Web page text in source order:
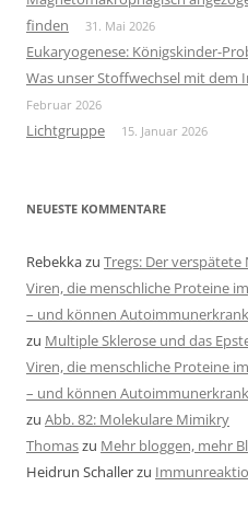
finden
31. Mai 2026
Eukaryogenese: Königskinder-
Was unser Stoffwechsel mit
Februar 2026
Lichtgruppe 15. Januar 2026
NEUESTE KOMMENTARE
Rebekkazu Tregs: Der verspätete
Viren, die menschliche Proteine
– und können
zu Multiple Sklerose und das
Viren, die menschliche Proteine
– und können
zu Abb. 82: Molekulare Mimikry
Thomaszu Mehr bloggen, mehr
Heidrun Schallerzu